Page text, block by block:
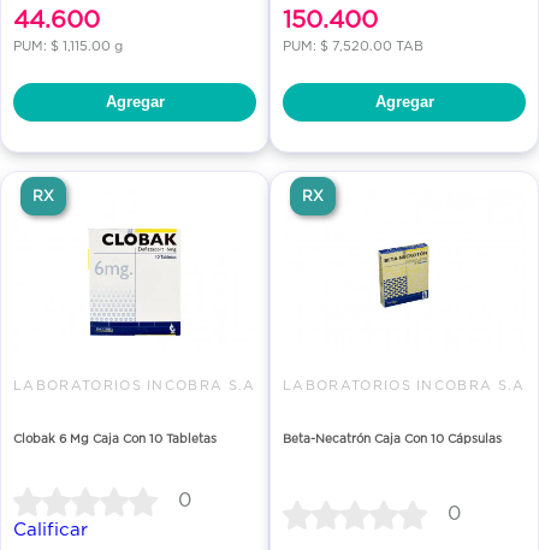
44.600
PUM: $ 1,115.00 g
Agregar
150.400
PUM: $ 7,520.00 TAB
Agregar
LABORATORIOS INCOBRA S.A
Clobak 6 Mg Caja Con 10 Tabletas
0
Calificar
RX
LABORATORIOS INCOBRA S.A
Beta-Necatrón Caja Con 10 Cápsulas
0
RX